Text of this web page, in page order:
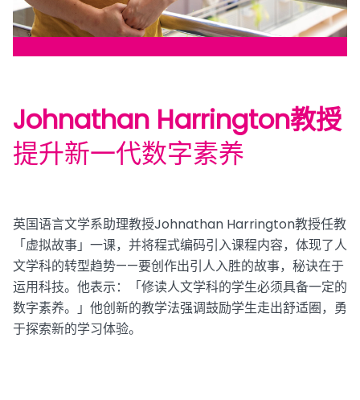
Johnathan Harrington教授
提升新一代数字素养
英国语言文学系助理教授Johnathan Harrington教授任教
「虚拟故事」一课，并将程式编码引入课程内容，体现了人
文学科的转型趋势——要创作出引人入胜的故事，秘诀在于
运用科技。他表示：「修读人文学科的学生必须具备一定的
数字素养。」他创新的教学法强调鼓励学生走出舒适圈，勇
于探索新的学习体验。